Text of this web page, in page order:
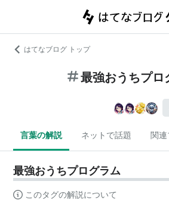
はてなブログ トップ
最強おうちプロ
言葉の解説 ネットで話題 関
最強おうちプログラム
このタグの解説について